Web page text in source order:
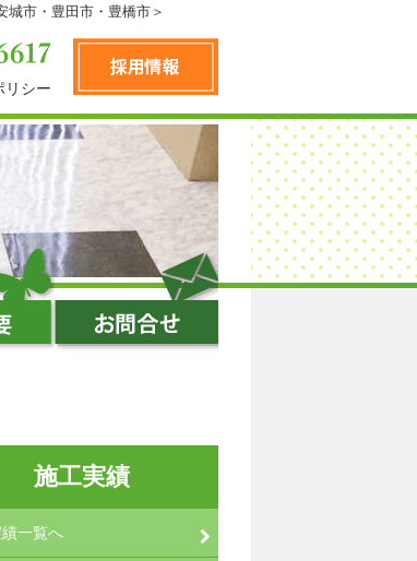
城市・豊田市・豊橋市＞
リシー
施工実績
一覧へ